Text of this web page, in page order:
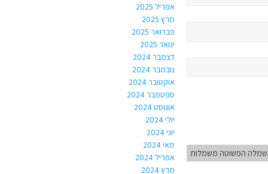
הפשוטה משמלות
אפריל 2025
מרץ 2025
פברואר 2025
ינואר 2025
דצמבר 2024
נובמבר 2024
אוקטובר 2024
ספטמבר 2024
אוגוסט 2024
יולי 2024
יוני 2024
מאי 2024
אפריל 2024
מרץ 2024